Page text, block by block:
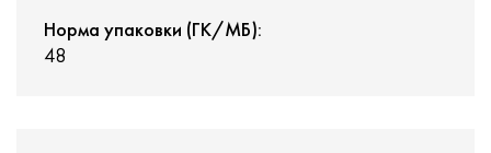
Норма упаковки (ГК/МБ):
48